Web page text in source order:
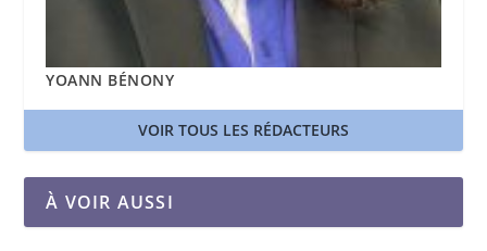
YOANN BÉNONY
VOIR TOUS LES RÉDACTEURS
À VOIR AUSSI